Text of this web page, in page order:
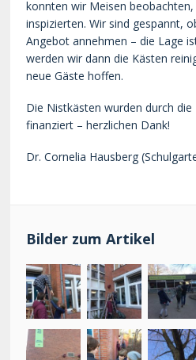
konnten wir Meisen
inspizierten. Wir sind gespannt,
Angebot annehmen – die Lage
werden wir dann die Kästen
neue Gäste hoffen.
Die Nistkästen wurden durch
finanziert – herzlichen Dank!
Dr. Cornelia Hausberg
Bilder zum Artikel